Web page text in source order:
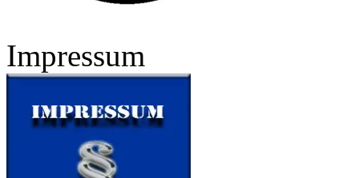
Impressum